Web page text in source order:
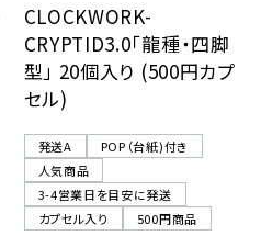
CLOCKWORK-
CRYPTID3.0「龍種・四脚
型」 20個入り (500円カプ
セル)
発送A
POP（台紙)付き
人気商品
3-4営業日を目安に発送
カプセル入り
500円商品